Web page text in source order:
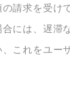
請求を受け
には、遅滞
これをユー